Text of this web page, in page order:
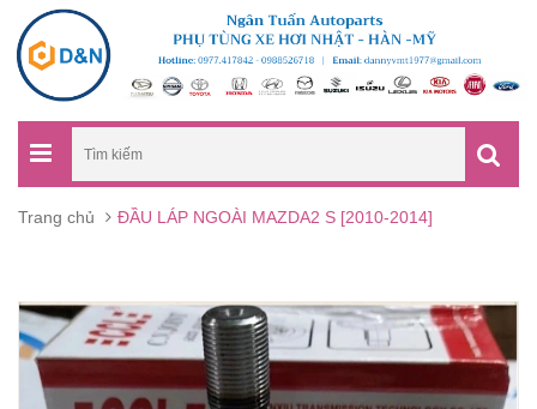
Trang chủ ĐẦU LÁP NGOÀI MAZDA2 S [2010-2014]